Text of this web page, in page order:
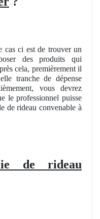
cas ci est de trouver un
des produits qui
cela, premièrement il
tranche de dépense
vous devrez
le professionnel puisse
de rideau convenable à
de rideau